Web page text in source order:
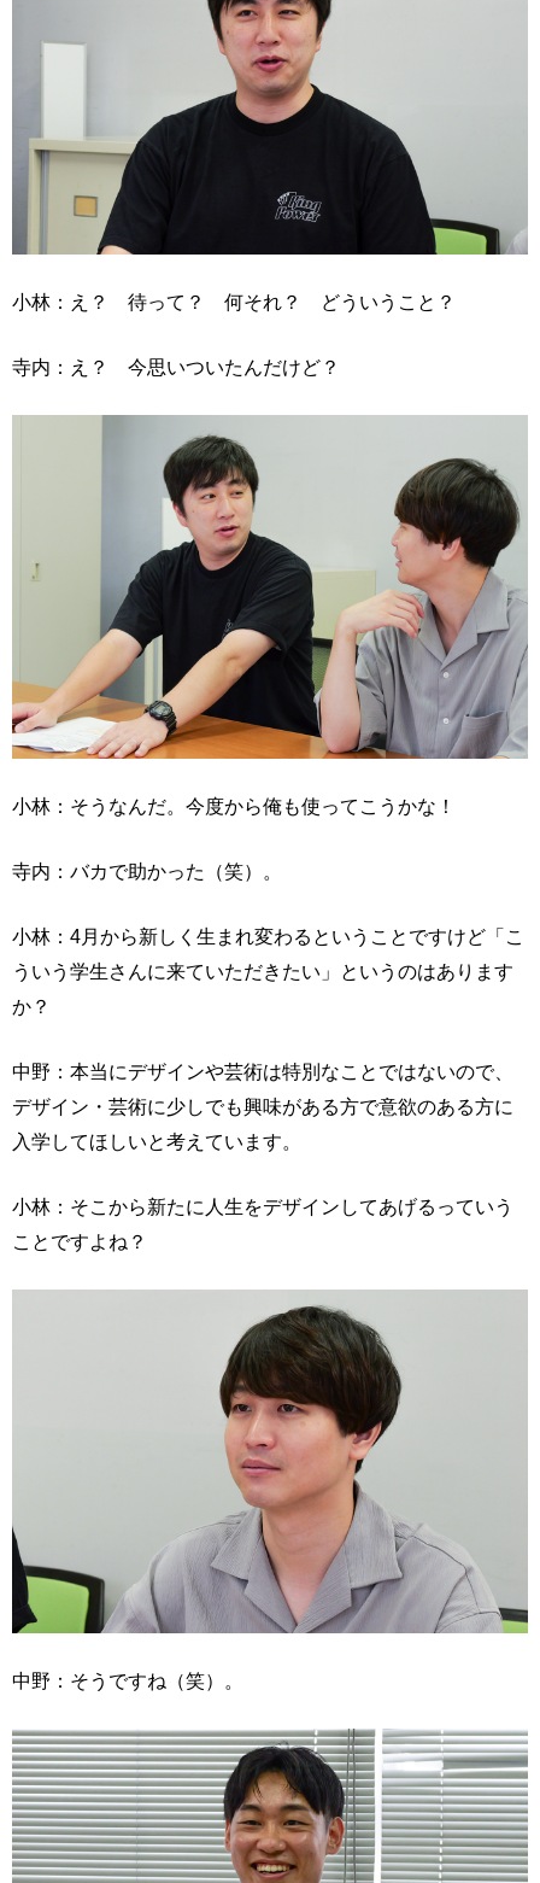
小林：え？ 待って？ 何それ？ どういうこと？
寺内：え？ 今思いついたんだけど？
小林：そうなんだ。今度から俺も使ってこうかな！
寺内：バカで助かった（笑）。
小林：4月から新しく生まれ変わるということですけど「こ
ういう学生さんに来ていただきたい」というのはあります
か？
中野：本当にデザインや芸術は特別なことではないので、
デザイン・芸術に少しでも興味がある方で意欲のある方に
入学してほしいと考えています。
小林：そこから新たに人生をデザインしてあげるっていう
ことですよね？
中野：そうですね（笑）。